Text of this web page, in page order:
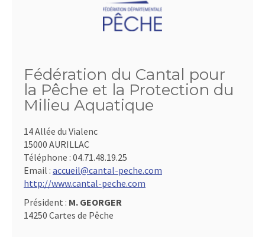
Fédération du Cantal pour
la Pêche et la Protection du
Milieu Aquatique
14 Allée du Vialenc
15000 AURILLAC
Téléphone : 04.71.48.19.25
Email : accueil@cantal-peche.com
http://www.cantal-peche.com
Président : M. GEORGER
14250 Cartes de Pêche